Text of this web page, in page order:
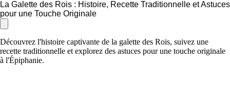
La Galette des Rois : Histoire, Recette Traditionnelle et Astuces
pour une Touche Originale
Découvrez l'histoire captivante de la galette des Rois, suivez une
recette traditionnelle et explorez des astuces pour une touche originale
à l'Épiphanie.